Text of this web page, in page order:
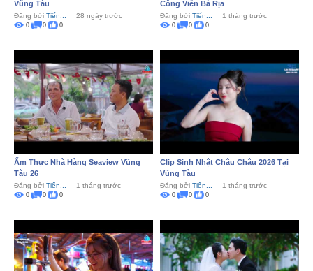
Vũng Tàu
Đăng bởi Tiến... 28 ngày trước
0 0 0
Công Viên Bà Rịa
Đăng bởi Tiến... 1 tháng trước
0 0 0
Ẩm Thực Nhà Hàng Seaview Vũng
Tàu 26
Đăng bởi Tiến... 1 tháng trước
0 0 0
Clip Sinh Nhật Châu Châu 2026 Tại
Vũng Tàu
Đăng bởi Tiến... 1 tháng trước
0 0 0